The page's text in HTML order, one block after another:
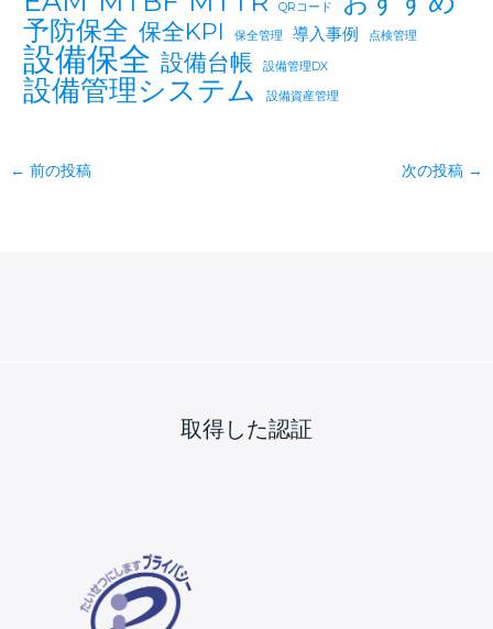
QRコード
予防保全 保全KPI 保全管理 導入事例 点検管理
設備保全 設備台帳 設備管理DX
設備管理システム 設備資産管理
← 前の投稿 次の投稿 →
取得した認証